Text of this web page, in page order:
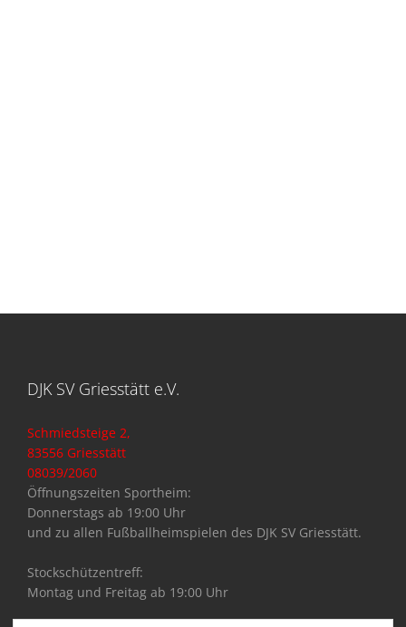
DJK SV Griesstätt e.V.
Schmiedsteige 2,
83556 Griesstätt
08039/2060
Öffnungszeiten Sportheim:
Donnerstags ab 19:00 Uhr
und zu allen Fußballheimspielen des DJK SV Griesstätt.
Stockschützentreff:
Montag und Freitag ab 19:00 Uhr